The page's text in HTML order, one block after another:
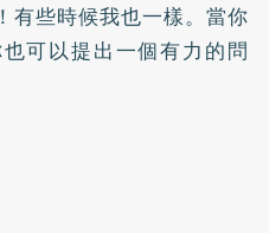
有些時候我也一樣。當你
可以提出一個有力的問